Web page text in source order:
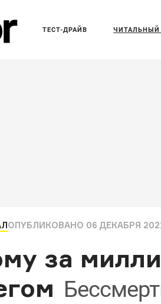
ТЕСТ-ДРАЙВ ЧИТАЛЬНЫЙ
ОПУБЛИКОВАНО 06 ДЕКАБРЯ
за